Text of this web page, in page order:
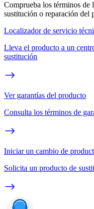
Comprueba los términos de
sustitución o reparación del
Localizador de servicio
Lleva el producto a un
sustitución
Ver garantías del producto
Consulta los términos de
Iniciar un cambio de
Solicita un producto de